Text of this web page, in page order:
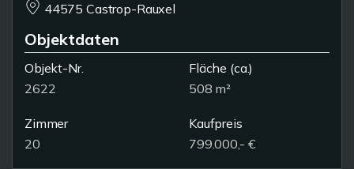
44575 Castrop-Rauxel
Objektdaten
Objekt-Nr.
2622
Fläche (ca.)
508 m²
Zimmer
20
Kaufpreis
799.000,- €